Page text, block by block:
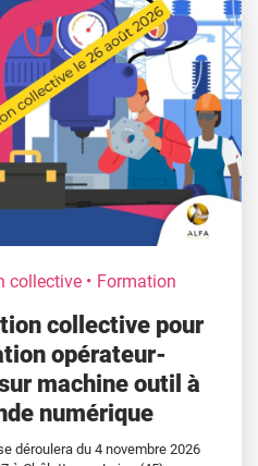
collective Formation
collective pour
opérateur-
machine outil à
numérique
déroulera du 4 novembre 2026